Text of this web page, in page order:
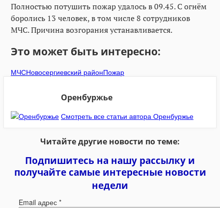
Полностью потушить пожар удалось в 09.45. С огнём
боролись 13 человек, в том числе 8 сотрудников
МЧС. Причина возгорания устанавливается.
Это может быть интересно:
МЧСНовосергиевский районПожар
Оренбуржье
Смотреть все статьи автора Оренбуржье
Читайте другие новости по теме:
Подпишитесь на нашу рассылку и
получайте самые интересные новости
недели
Email адрес *